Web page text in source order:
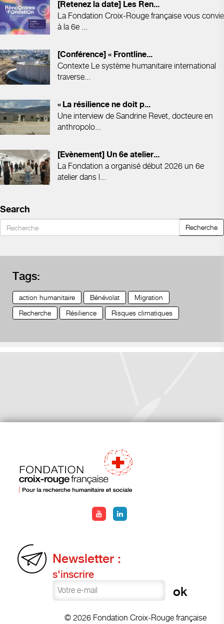
[Retenez la date] Les Ren...
La Fondation Croix-Rouge française vous convie
à la 6e ...
[Conférence] « Frontline...
Contexte Le système humanitaire international
traverse...
« La résilience ne doit p...
Une interview de Sandrine Revet, docteure en
anthropolo...
[Evènement] Un 6e atelier...
La Fondation a organisé début 2026 un 6e
atelier dans l...
Search
Recherche
Tags:
action humanitaire Bénévolat
Migration
Recherche
Résilience Risques climatiques
Newsletter :
s'inscrire
© 2026 Fondation Croix-Rouge française